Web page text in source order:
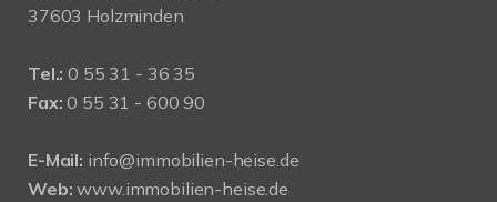
37603 Holzminden
Tel.: 0 55 31 - 36 35
Fax: 0 55 31 - 600 90
E-Mail: info@immobilien-heise.de
Web: www.immobilien-heise.de